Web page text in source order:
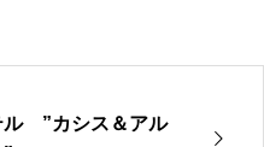
ル ”カシス＆アル